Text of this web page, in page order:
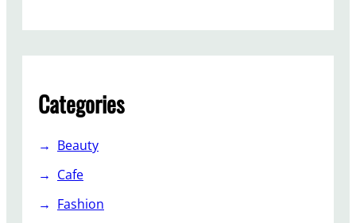
Categories
Beauty
Cafe
Fashion